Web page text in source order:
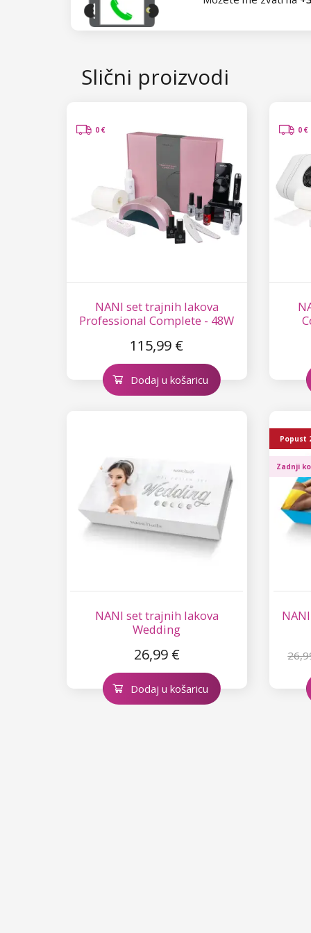
Slični proizvodi
NANI set trajnih lakova
Professional Complete - 48W
115,99 €
0 €
Dodaj u košaricu
0 €
NANI set trajnih lakova
Wedding
26,99 €
Dodaj u košaricu
Popust
Zadnji